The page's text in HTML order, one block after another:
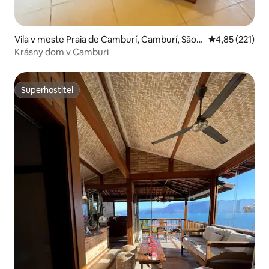
Vila v meste Praia de Camburí, Camburí, São S
ebastião
Priemerné
4,85 (221)
Krásny dom v Camburi
Superhostiteľ
Superhostiteľ